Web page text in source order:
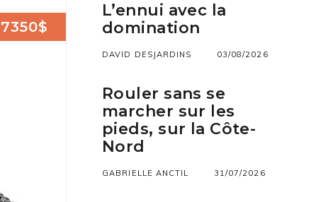
7350$
L’ennui avec la
domination
DAVID DESJARDINS 03/08/2026
Rouler sans se
marcher sur les
pieds, sur la Côte-
Nord
GABRIELLE ANCTIL 31/07/2026